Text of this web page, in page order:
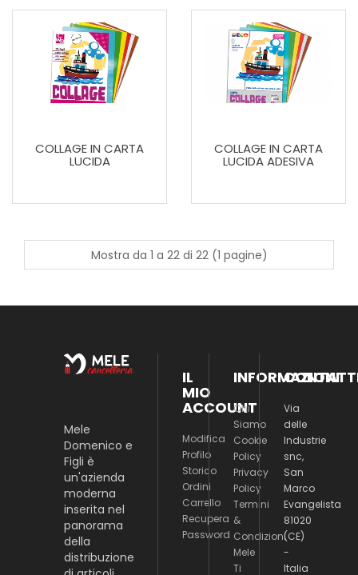
COLLAGE IN CARTA
LUCIDA
COLLAGE IN CARTA
LUCIDA ADESIVA
Mostra da 1 a 22 di 22 (1 pagine)
Mele
Domenico e
Figli è
un'azienda
moderna
inserita nel
panorama
della
distribuzione
IL
MIO
ACCOUNT
Modifica
Profilo
Storico
Ordini
Carrello
Recupera
Password
INFORMAZIONI
Chi
Siamo
Cookie
Policy
Privacy
Policy
Termini
&
Condizioni
Mele
Ti
Via
delle
Industrie
snc,
San
Marco
Evangelista
81020
(CE)
-
Italia